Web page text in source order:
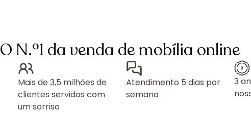
O N.º1 da venda de mobília online
Mais de 3,5 milhões de
clientes servidos com
um sorriso
Atendimento 5 dias por
semana
3